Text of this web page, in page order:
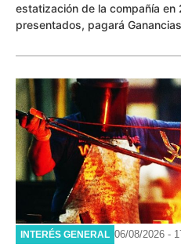
estatización de la compañía
presentados, pagará
INTERÉS GENERAL 06/08/2026 -